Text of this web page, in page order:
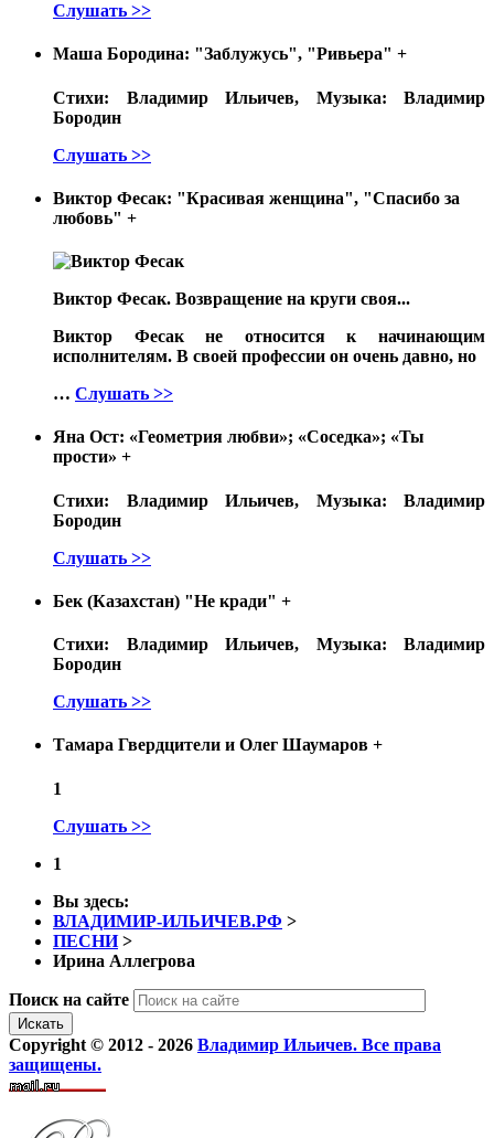
Слушать >>
Маша Бородина: "Заблужусь", "Ривьера" +
Стихи: Владимир Ильичев, Музыка: Владимир
Бородин
Слушать >>
Виктор Фесак: "Красивая женщина", "Спасибо за
любовь" +
Виктор Фесак. Возвращение на круги своя...
Виктор Фесак не относится к начинающим
исполнителям. В своей профессии он очень давно, но
… Слушать >>
Яна Ост: «Геометрия любви»; «Соседка»; «Ты
прости» +
Стихи: Владимир Ильичев, Музыка: Владимир
Бородин
Слушать >>
Бек (Казахстан) "Не кради" +
Стихи: Владимир Ильичев, Музыка: Владимир
Бородин
Слушать >>
Тамара Гвердцители и Олег Шаумаров +
1
Слушать >>
1
Вы здесь:
ВЛАДИМИР-ИЛЬИЧЕВ.РФ >
ПЕСНИ >
Ирина Аллегрова
Поиск на сайте
Искать
Copyright © 2012 - 2026 Владимир Ильичев. Все права
защищены.